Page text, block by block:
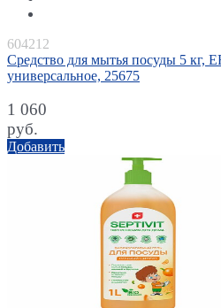
604212
Средство для мытья посуды 5 кг,
универсальное, 25675
1 060
руб.
Добавить